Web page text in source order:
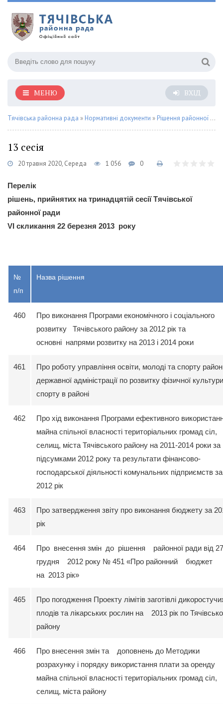
ВХІД
МЕНЮ
Тячівська районна рада » Нормативні документи » Рішення районної ради
13 сесія
20 травня 2020, Середа 1 056 0
Перелік
рішень, прийнятих на тринадцятій сесії Тячівської
районної ради
VI скликання 22 березня 2013 року
№
п/п
Назва рішення
460
Про виконання Програми економічного і соціального
розвитку Тячівського району за 2012 рік та
основні напрями розвитку на 2013 і 2014 роки
461
Про роботу управління освіти, молоді та спорту
державної адміністрації по розвитку фізичної культури
спорту в районі
462
Про хід виконання Програми ефективного
майна спільної власності територіальних громад сіл,
селищ, міста Тячівського району на 2011-2014 роки за
підсумками 2012 року та результати фінансово-
господарської діяльності комунальних підприємств за
2012 рік
463
Про затвердження звіту про виконання бюджету за
рік
464
Про внесення змін до рішення районної ради від 27
грудня 2012 року № 451 «Про районний бюджет
на 2013 рік»
465
Про погодження Проекту лімітів заготівлі
плодів та лікарських рослин на 2013 рік по
району
466
Про внесення змін та доповнень до Методики
розрахунку і порядку використання плати за оренду
майна спільної власності територіальних громад сіл,
селищ, міста району